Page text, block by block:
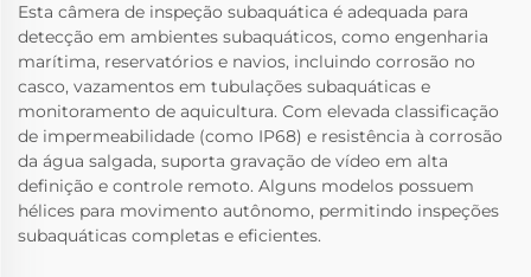
Esta câmera de inspeção subaquática é adequada para
detecção em ambientes subaquáticos, como engenharia
marítima, reservatórios e navios, incluindo corrosão no
casco, vazamentos em tubulações subaquáticas e
monitoramento de aquicultura. Com elevada classificação
de impermeabilidade (como IP68) e resistência à corrosão
da água salgada, suporta gravação de vídeo em alta
definição e controle remoto. Alguns modelos possuem
hélices para movimento autônomo, permitindo inspeções
subaquáticas completas e eficientes.